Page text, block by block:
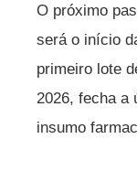
O próximo
será o início
primeiro lote
2026, fecha a
insumo